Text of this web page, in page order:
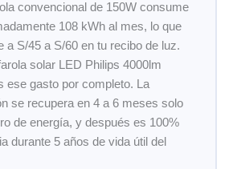
convencional de 150W consume
108 kWh al mes, lo que
a S/45 a S/60 en tu recibo de luz.
solar LED Philips 4000lm
ese gasto por completo. La
se recupera en 4 a 6 meses solo
de energía, y después es 100%
durante 5 años de vida útil del